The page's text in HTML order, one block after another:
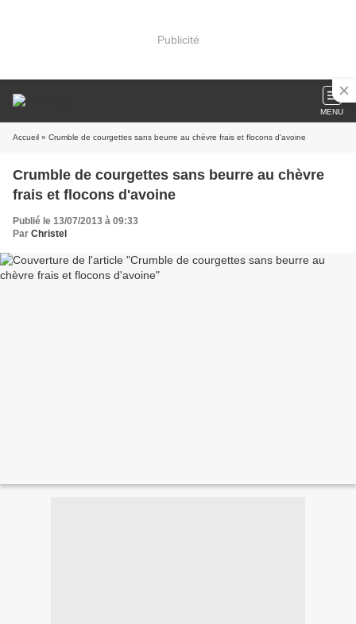
Publicité
MENU
Accueil » Crumble de courgettes sans beurre au chèvre frais et flocons d'avoine
Crumble de courgettes sans beurre au chèvre
frais et flocons d'avoine
Publié le 13/07/2013 à 09:33
Par Christel